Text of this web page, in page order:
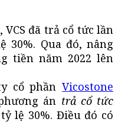
VCS đã trả cổ tức lần
30%. Qua đó, nâng
tiền năm 2022 lên
cổ phần Vicostone
án trả cổ tức
lệ 30%. Điều đó có